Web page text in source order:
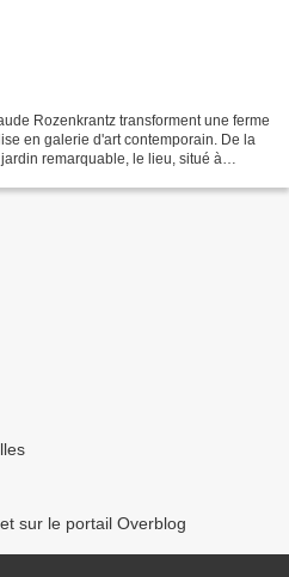
Rozenkrantz transforment une ferme
en galerie d'art contemporain. De la
remarquable, le lieu, situé à
sur le portail Overblog